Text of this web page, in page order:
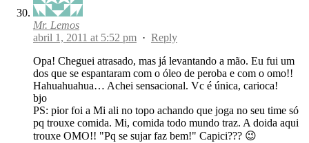
Mr. Lemos
abril 1, 2011 at 5:52 pm · Reply
Opa! Cheguei atrasado, mas já levantando a mão. Eu fui um
dos que se espantaram com o óleo de peroba e com o omo!!
Hahuahuahua… Achei sensacional. Vc é única, carioca!
bjo
PS: pior foi a Mi ali no topo achando que joga no seu time só
pq trouxe comida. Mi, comida todo mundo traz. A doida aqui
trouxe OMO!! "Pq se sujar faz bem!" Capici??? 😉